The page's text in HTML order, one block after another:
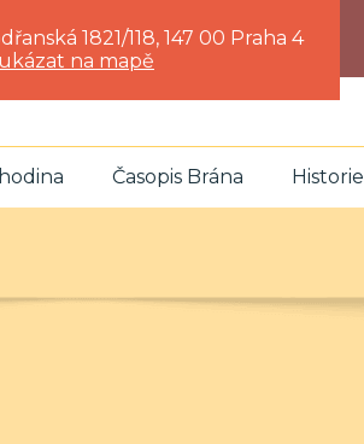
1821/118, 147 00 Praha 4
ukázat na mapě
Časopis Brána Historie